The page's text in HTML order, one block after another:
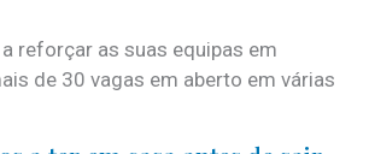
reforçar as suas equipas em
de 30 vagas em aberto em várias